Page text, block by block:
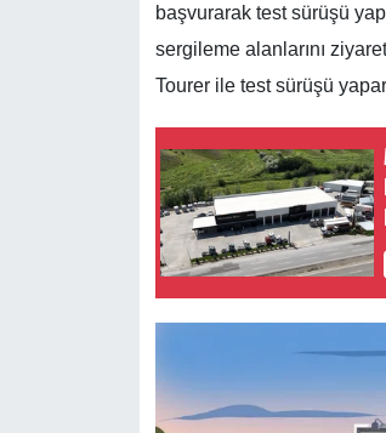
başvurarak test sürüşü
sergileme alanlarını
Tourer ile test sürüşü